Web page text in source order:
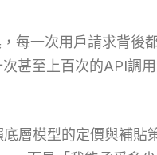
每一次用戶請求背後
甚至上百次的API調
層模型的定價與補貼